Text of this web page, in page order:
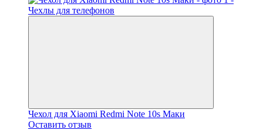
Чехол для Xiaomi Redmi Note 10s Маки
Оставить отзыв